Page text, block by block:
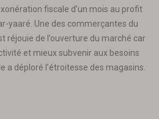
fiscale d’un mois au profit
yaaré. Une des commerçantes du
réjouie de l’ouverture du marché car
et mieux subvenir aux besoins
a déploré l’étroitesse des magasins.